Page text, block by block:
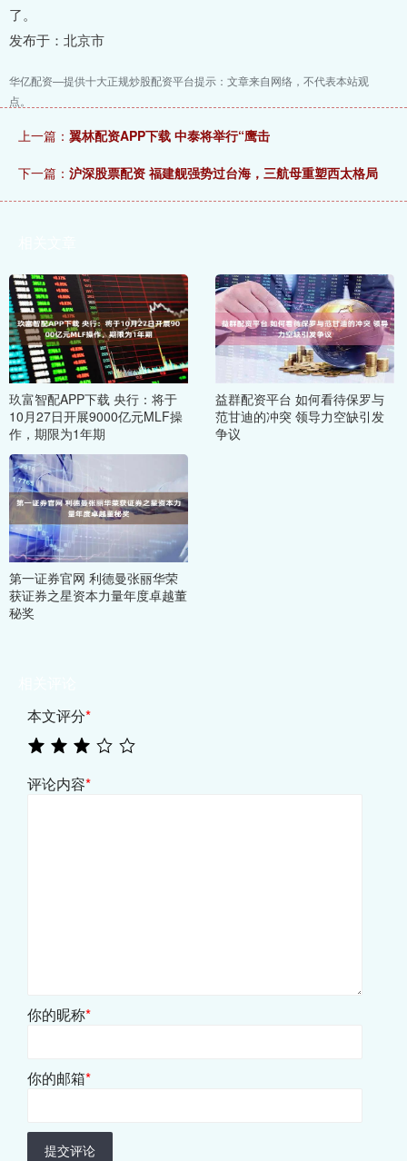
了。
发布于：北京市
华亿配资—提供十大正规炒股配资平台提示：文章来自网络，不代表本站观
点。
上一篇： 翼林配资APP下载 中泰将举行“鹰击
下一篇： 沪深股票配资 福建舰强势过台海，三航母重塑西太格局
玖富智配APP下载 央行：将于
10月27日开展9000亿元MLF操
作，期限为1年期
益群配资平台 如何看待保罗与
范甘迪的冲突 领导力空缺引发
争议
第一证券官网 利德曼张丽华荣
获证券之星资本力量年度卓越董
秘奖
本文评分*
评论内容*
你的昵称*
你的邮箱*
提交评论